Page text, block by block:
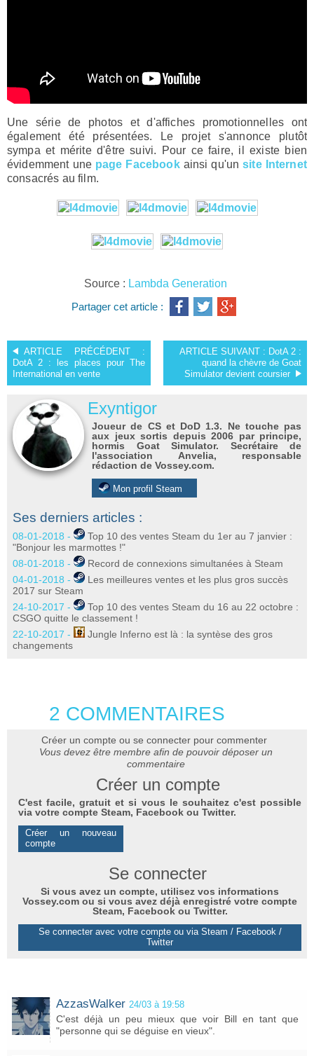
Une série de photos et d'affiches promotionnelles ont
également été présentées. Le projet s'annonce plutôt
sympa et mérite d'être suivi. Pour ce faire, il existe bien
évidemment une page Facebookainsi qu'unsite Internet
consacrés au film.
Source : Lambda Generation
Partager cet article :
ARTICLE PRÉCÉDENT :
DotA 2 : les places pour The
International en vente
ARTICLE SUIVANT : DotA 2 :
quand la chèvre de Goat
Simulator devient coursier
Exyntigor
Joueur de CS et DoD 1.3. Ne touche pas
aux jeux sortis depuis 2006 par principe,
hormis Goat Simulator. Secrétaire de
l'association Anvelia, responsable
rédaction de Vossey.com.
Mon profil Steam
Ses derniers articles :
08-01-2018 -
Top 10 des ventes Steam du 1er au 7 janvier :
"Bonjour les marmottes !"
08-01-2018 -
Record de connexions simultanées à Steam
04-01-2018 -
Les meilleures ventes et les plus gros succès
2017 sur Steam
24-10-2017 -
Top 10 des ventes Steam du 16 au 22 octobre :
CSGO quitte le classement !
22-10-2017 -
Jungle Inferno est là : la syntèse des gros
changements
2 COMMENTAIRES
Créer un compte ou se connecter pour commenter
Vous devez être membre afin de pouvoir déposer un
commentaire
Créer un compte
C'est facile, gratuit et si vous le souhaitez c'est possible
via votre compte Steam, Facebook ou Twitter.
Créer un nouveau
compte
Se connecter
Si vous avez un compte, utilisez vos informations
Vossey.com ou si vous avez déjà enregistré votre compte
Steam, Facebook ou Twitter.
Se connecter avec votre compte ou via Steam / Facebook /
Twitter
AzzasWalker 24/03 à 19:58
C'est déjà un peu mieux que voir Bill en tant que
"personne qui se déguise en vieux".